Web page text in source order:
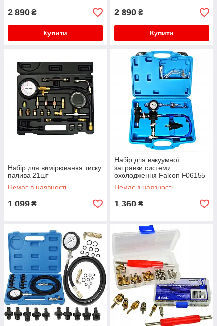
2 890 ₴
Купити
2 890 ₴
Купити
Набір для вимірювання тиску
палива 21шт
Немає в наявності
1 099 ₴
Набір для вакуумної
заправки системи
охолодження Falcon F06155
Немає в наявності
1 360 ₴